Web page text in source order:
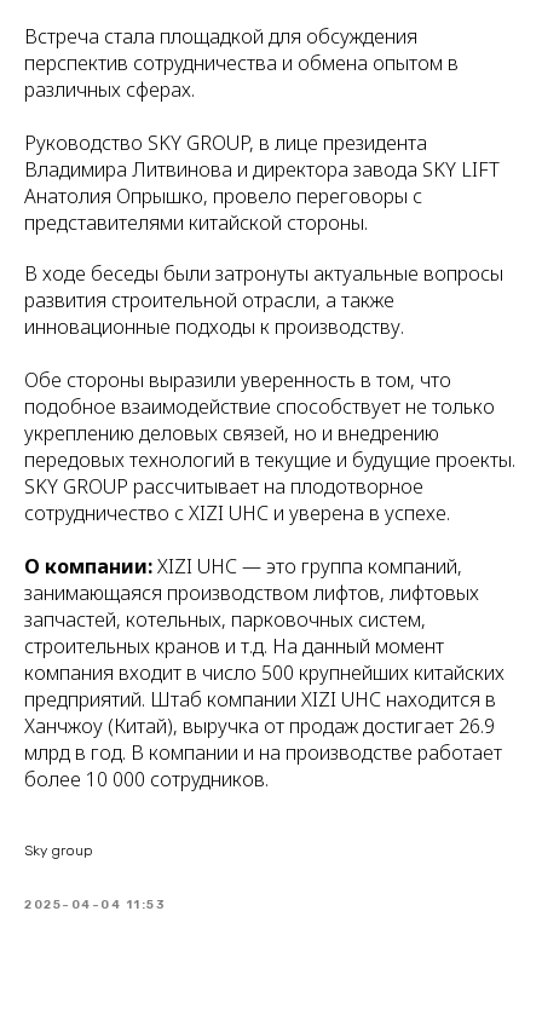
Встреча стала площадкой для обсуждения
перспектив сотрудничества и обмена опытом в
различных сферах.
Руководство SKY GROUP, в лице президента
Владимира Литвинова и директора завода SKY LIFT
Анатолия Опрышко, провело переговоры с
представителями китайской стороны.
В ходе беседы были затронуты актуальные вопросы
развития строительной отрасли, а также
инновационные подходы к производству.
Обе стороны выразили уверенность в том, что
подобное взаимодействие способствует не только
укреплению деловых связей, но и внедрению
передовых технологий в текущие и будущие проекты.
SKY GROUP рассчитывает на плодотворное
сотрудничество с XIZI UHC и уверена в успехе.
О компании:XIZI UHC — это группа компаний,
занимающаяся производством лифтов, лифтовых
запчастей, котельных, парковочных систем,
строительных кранов и т.д. На данный момент
компания входит в число 500 крупнейших китайских
предприятий. Штаб компании XIZI UHC находится в
Ханчжоу (Китай), выручка от продаж достигает 26.9
млрд в год. В компании и на производстве работает
более 10 000 сотрудников.
Sky group
2025-04-04 11:53